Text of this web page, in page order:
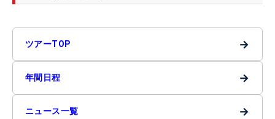
ツアーTOP →
年間日程 →
ニュース一覧 →